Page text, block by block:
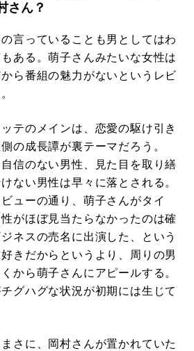
さん？
言っていることも男としてはわ
ある。萌子さんみたいな女性は
ら番組の魅力がないというレビ
テのメインは、恋愛の駆け引き
の成長譚が裏テーマだろう。
信のない男性、見た目を取り繕
ない男性は早々に落とされる。
ューの通り、萌子さんがタイ
がほぼ見当たらなかったのは確
ネスの売名に出演した、という
きだからというより、周りの男
から萌子さんにアピールする。
グハグな状況が初期には生じて
さに、岡村さんが置かれていた